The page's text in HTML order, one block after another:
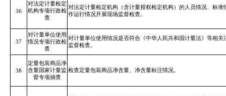
36
对法定计量检定
机构专项行政检
查
对法定计量检定机构（含计量授权检定机构）的人员情况、标准
作运行情况开展现场监督检查。
37
对计量单位使用
情况专项行政检
查
对计量单位使用情况是否符合《中华人民共和国计量法》等相关
监督检查。
38
定量包装商品净
含量国家计量监
督专项抽查
检查定量包装商品净含量、净含量标注情况。